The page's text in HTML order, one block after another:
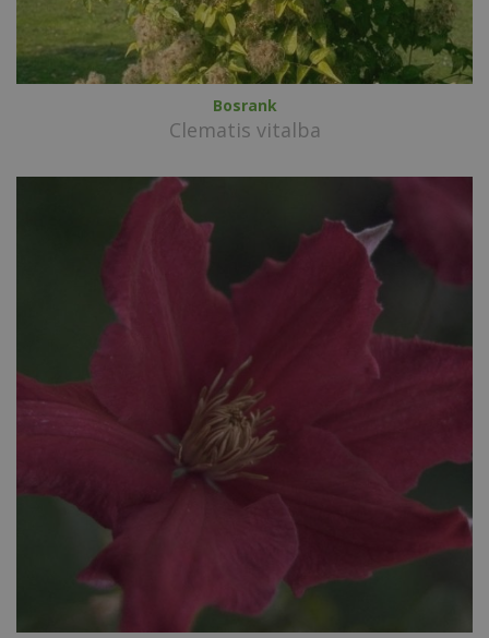
Bosrank
Clematis vitalba